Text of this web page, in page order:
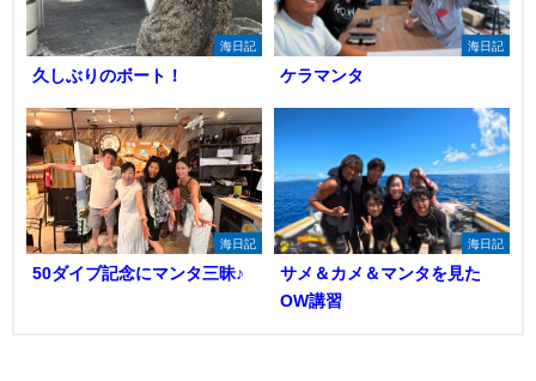
海日記
久しぶりのボート！
海日記
ケラマンタ
海日記
50ダイブ記念にマンタ三昧♪
海日記
サメ＆カメ＆マンタを見た
OW講習